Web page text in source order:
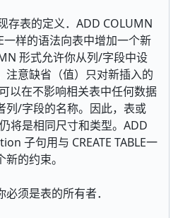
存表的定义．ADD COLUMN
一样的语法向表中增加一个新
形式允许你从列/字段中设
注意缺省（值）只对新插入的
以在不影响相关表中任何数据
列/字段的名称。因此，表或
将是相同尺寸和类型。ADD
子句用与 CREATE TABLE一
的约束。
须是表的所有者．